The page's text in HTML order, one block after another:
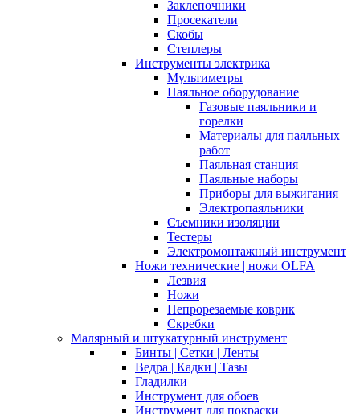
Заклепочники
Просекатели
Скобы
Степлеры
Инструменты электрика
Мультиметры
Паяльное оборудование
Газовые паяльники и
горелки
Материалы для паяльных
работ
Паяльная станция
Паяльные наборы
Приборы для выжигания
Электропаяльники
Съемники изоляции
Тестеры
Электромонтажный инструмент
Ножи технические | ножи OLFA
Лезвия
Ножи
Непрорезаемые коврик
Скребки
Малярный и штукатурный инструмент
Бинты | Сетки | Ленты
Ведра | Кадки | Тазы
Гладилки
Инструмент для обоев
Инструмент для покраски